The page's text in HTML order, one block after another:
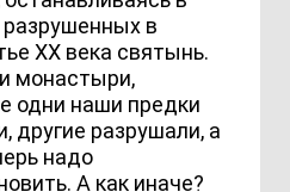
в
ХХ века святынь.
монастыри,
одни наши предки
другие разрушали, а
надо
А как иначе?